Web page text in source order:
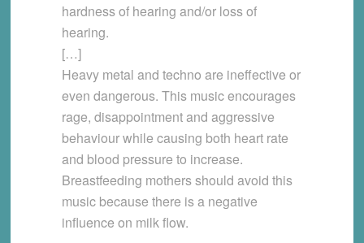
hardness of hearing and/or loss of
hearing.
[…]
Heavy metal and techno are ineffective or
even dangerous. This music encourages
rage, disappointment and aggressive
behaviour while causing both heart rate
and blood pressure to increase.
Breastfeeding mothers should avoid this
music because there is a negative
influence on milk flow.